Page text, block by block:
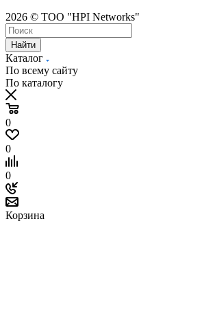
2026 © ТОО "HPI Networks"
Найти
Каталог
По всему сайту
По каталогу
0
0
0
Корзина